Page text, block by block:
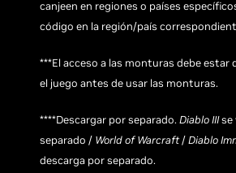
canjeen en regiones o países
código en la región/país
***El acceso a las monturas debe estar
el juego antes de usar las monturas.
****Descargar por separado.Diablo IIIse
separado / World of Warcraft/Diablo
descarga por separado.